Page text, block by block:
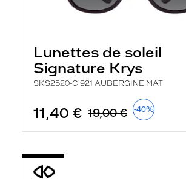
Lunettes de soleil
Signature Krys
SKS2520-C 921 AUBERGINE MAT
11,40 € 19,00 € -40%